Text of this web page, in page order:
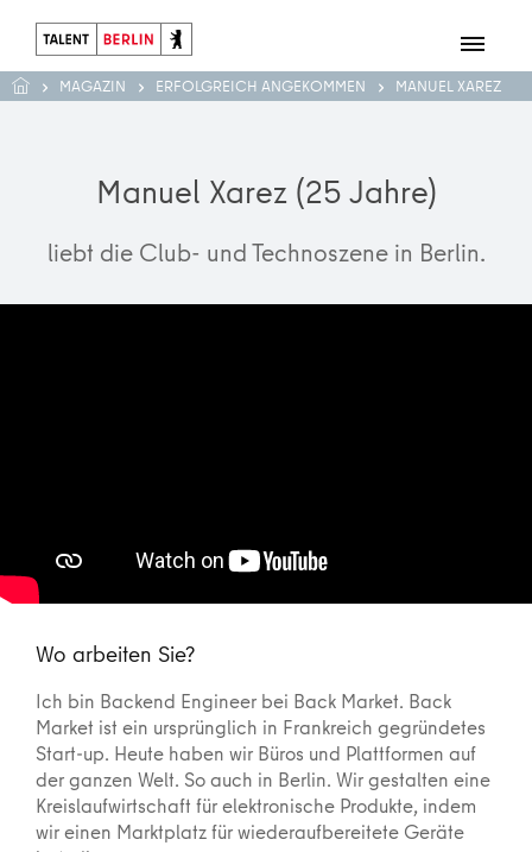
MAGAZIN ERFOLGREICH ANGEKOMMEN MANUEL XAREZ
Manuel Xarez (25 Jahre)
liebt die Club- und Technoszene in Berlin.
Wo arbeiten Sie?
Ich bin Backend Engineer bei Back Market. Back
Market ist ein ursprünglich in Frankreich gegründetes
Start-up. Heute haben wir Büros und Plattformen auf
der ganzen Welt. So auch in Berlin. Wir gestalten eine
Kreislaufwirtschaft für elektronische Produkte, indem
wir einen Marktplatz für wiederaufbereitete Geräte